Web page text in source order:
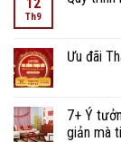
Th9
Ưu đãi
7+ Ý
giản mà